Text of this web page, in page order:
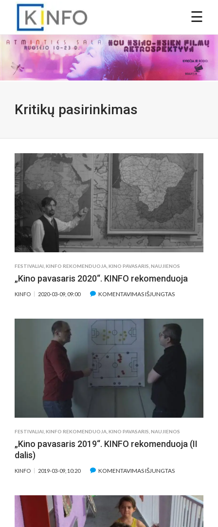
Kritikų pasirinkimas
FESTIVALIAI KINFO REKOMENDUOJA KINO PAVASARIS NAUJIENOS
„Kino pavasaris 2020“. KINFO rekomenduoja
KINFO 2020-03-09, 09:00 KOMENTAVIMAS IŠJUNGTASĮRAŠE
2020“.
KINFO
FESTIVALIAI KINFO REKOMENDUOJA KINO PAVASARIS NAUJIENOS
„Kino pavasaris 2019“. KINFO rekomenduoja (II
dalis)
KINFO 2019-03-09, 10:20 KOMENTAVIMAS IŠJUNGTASĮRAŠE
2019“.
KINFO